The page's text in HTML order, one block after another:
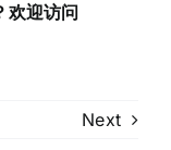
欢迎访问
Next